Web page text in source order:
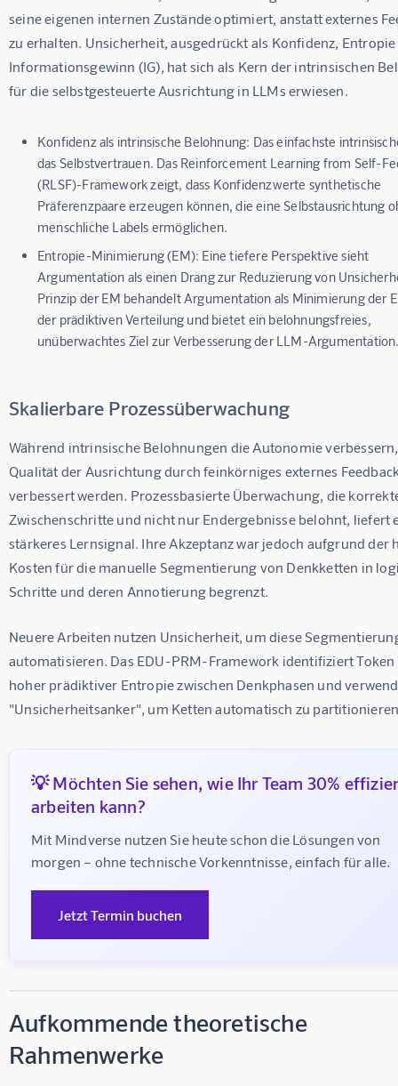
seine eigenen internen Zustände optimiert, anstatt externes
zu erhalten. Unsicherheit, ausgedrückt als Konfidenz,
Informationsgewinn (IG), hat sich als Kern der intrinsischen
für die selbstgesteuerte Ausrichtung in LLMs erwiesen.
Konfidenz als intrinsische Belohnung: Das einfachste
das Selbstvertrauen. Das Reinforcement Learning from Self-
(RLSF)-Framework zeigt, dass Konfidenzwerte synthetische
Präferenzpaare erzeugen können, die eine Selbstausrichtung
menschliche Labels ermöglichen.
Entropie-Minimierung (EM): Eine tiefere Perspektive sieht
Argumentation als einen Drang zur Reduzierung von
Prinzip der EM behandelt Argumentation als Minimierung der
der prädiktiven Verteilung und bietet ein belohnungsfreies,
unüberwachtes Ziel zur Verbesserung der LLM-
Skalierbare Prozessüberwachung
Während intrinsische Belohnungen die Autonomie
Qualität der Ausrichtung durch feinkörniges externes
verbessert werden. Prozessbasierte Überwachung, die
Zwischenschritte und nicht nur Endergebnisse belohnt, liefert
stärkeres Lernsignal. Ihre Akzeptanz war jedoch aufgrund der
Kosten für die manuelle Segmentierung von Denkketten in
Schritte und deren Annotierung begrenzt.
Neuere Arbeiten nutzen Unsicherheit, um diese
automatisieren. Das EDU-PRM-Framework identifiziert
hoher prädiktiver Entropie zwischen Denkphasen und
"Unsicherheitsanker", um Ketten automatisch zu
💡 Möchten Sie sehen, wie Ihr Team 30%
arbeiten kann?
Mit Mindverse nutzen Sie heute schon die Lösungen von
morgen – ohne technische Vorkenntnisse, einfach für alle.
Jetzt Termin buchen
Aufkommende theoretische
Rahmenwerke